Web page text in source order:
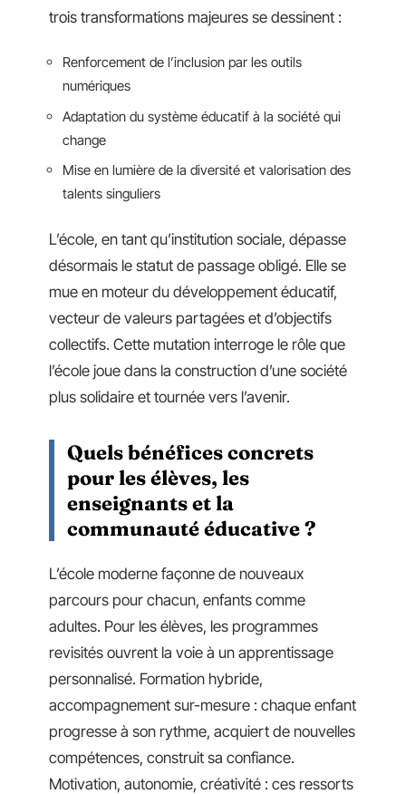
trois transformations majeures se dessinent :
Renforcement de l’inclusion par les outils
numériques
Adaptation du système éducatif à la société qui
change
Mise en lumière de la diversité et valorisation des
talents singuliers
L’école, en tant qu’institution sociale, dépasse
désormais le statut de passage obligé. Elle se
mue en moteur du développement éducatif,
vecteur de valeurs partagées et d’objectifs
collectifs. Cette mutation interroge le rôle que
l’école joue dans la construction d’une société
plus solidaire et tournée vers l’avenir.
Quels bénéfices concrets
pour les élèves, les
enseignants et la
communauté éducative ?
L’école moderne façonne de nouveaux
parcours pour chacun, enfants comme
adultes. Pour les élèves, les programmes
revisités ouvrent la voie à un apprentissage
personnalisé. Formation hybride,
accompagnement sur-mesure : chaque enfant
progresse à son rythme, acquiert de nouvelles
compétences, construit sa confiance.
Motivation, autonomie, créativité : ces ressorts